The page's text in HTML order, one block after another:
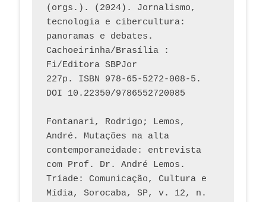
(orgs.). (2024). Jornalismo,
tecnologia e cibercultura:
panoramas e debates.
Cachoeirinha/Brasília :
Fi/Editora SBPJor
227p. ISBN 978-65-5272-008-5.
DOI 10.22350/9786552720085
Fontanari, Rodrigo; Lemos,
André. Mutações na alta
contemporaneidade: entrevista
com Prof. Dr. André Lemos.
Tríade: Comunicação, Cultura e
Mídia, Sorocaba, SP, v. 12, n.